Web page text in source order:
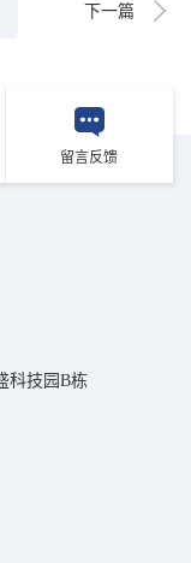
下一篇
留言反馈
科技园B栋